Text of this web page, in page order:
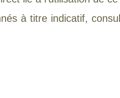
à titre indicatif,